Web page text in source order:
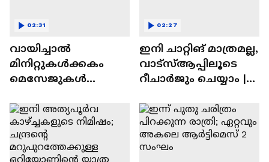
വായിച്ചാൽ
മിനിറ്റുകൾക്കകം
മെസേജുകള്‍
WhatsApp | Tech Talk
02:31
ഇനി ചാറ്റിങ് മാത്രമല്ല,
വാട്‌സ്‌ആപ്പിലൂടെ
റീചാർജും ചെയ്യാം |
Tech Talk
02:27